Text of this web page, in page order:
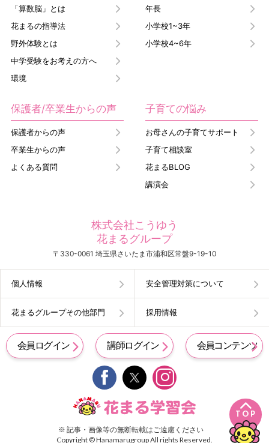
TOP
「算数脳」とは
花まるの指導法
野外体験とは
中学受験をお考えの方へ
環境
年長
小学校1~3年
小学校4~6年
保護者/卒業生からの声
保護者からの声
卒業生からの声
よくある質問
子育ての悩み
お母さんの子育てサポート
子育て相談室
花まるBLOG
講演会
株式会社こうゆう
花まるグループ
〒330-0061 埼玉県さいたま市浦和区常盤9-19-10
個人情報 安全管理対策について
花まるグループその他部門 採用情報
会員ログイン 講師ログイン 会員コンテンツ
 
※ 記事・画像等の無断転載はご遠慮ください
Copyright © Hanamarugroup All rights Reserved.